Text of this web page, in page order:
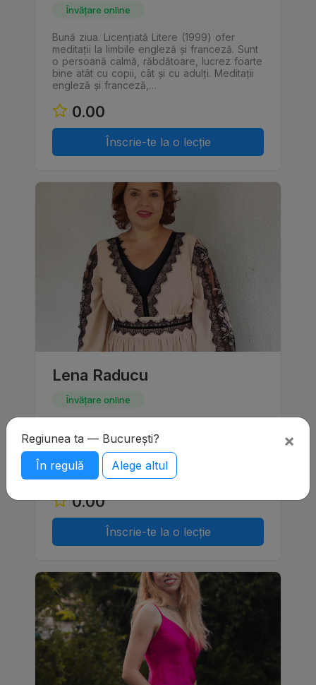
Învățare online
Bună ziua. Licențiată Litere (1999) ofer
meditații la limbile engleză și franceză. Sunt
o persoană calmă, răbdătoare, lucrez foarte
bine atât cu copii, cât și cu adulți. Meditații
engleză și franceză,…
0.00
Înscrie-te la o lecție
Lena Raducu
Învățare online
italiana, spaniola, orice nivel, copii și adulți.
Meditațiile se desfășoară pe zoom și trimit
înregistrarea. Absolventa Litere cu media
10 la stat in 2002,…
0.00
Înscrie-te la o lecție
×
Regiunea ta — București?
În regulă
Alege altul